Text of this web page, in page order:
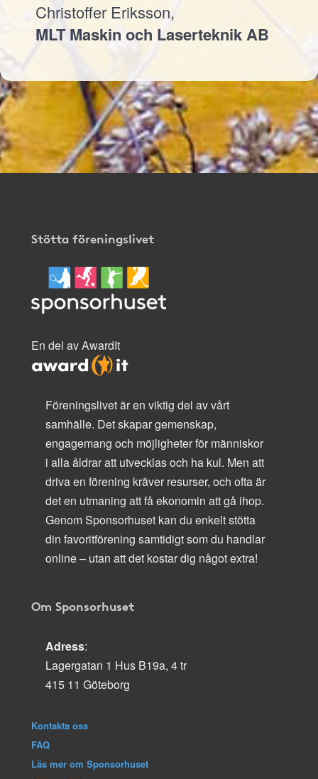
Christoffer Eriksson,
MLT Maskin och Laserteknik AB
Stötta föreningslivet
En del av AwardIt
Föreningslivet är en viktig del av vårt
samhälle. Det skapar gemenskap,
engagemang och möjligheter för människor
i alla åldrar att utvecklas och ha kul. Men att
driva en förening kräver resurser, och ofta är
det en utmaning att få ekonomin att gå ihop.
Genom Sponsorhuset kan du enkelt stötta
din favoritförening samtidigt som du handlar
online – utan att det kostar dig något extra!
Om Sponsorhuset
Adress:
Lagergatan 1 Hus B19a, 4 tr
415 11 Göteborg
Kontakta oss
FAQ
Läs mer om Sponsorhuset